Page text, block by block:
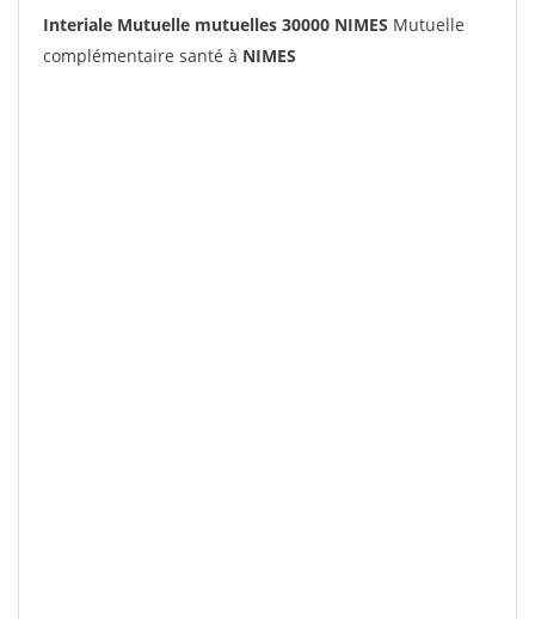
Interiale Mutuelle mutuelles 30000 NIMES Mutuelle
complémentaire santé à NIMES